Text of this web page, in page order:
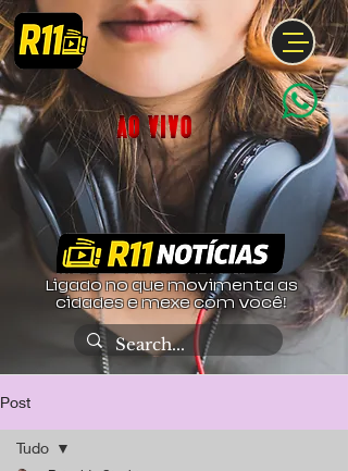
Ligado no que movimenta as
cidades e mexe com você!
Post
Tudo